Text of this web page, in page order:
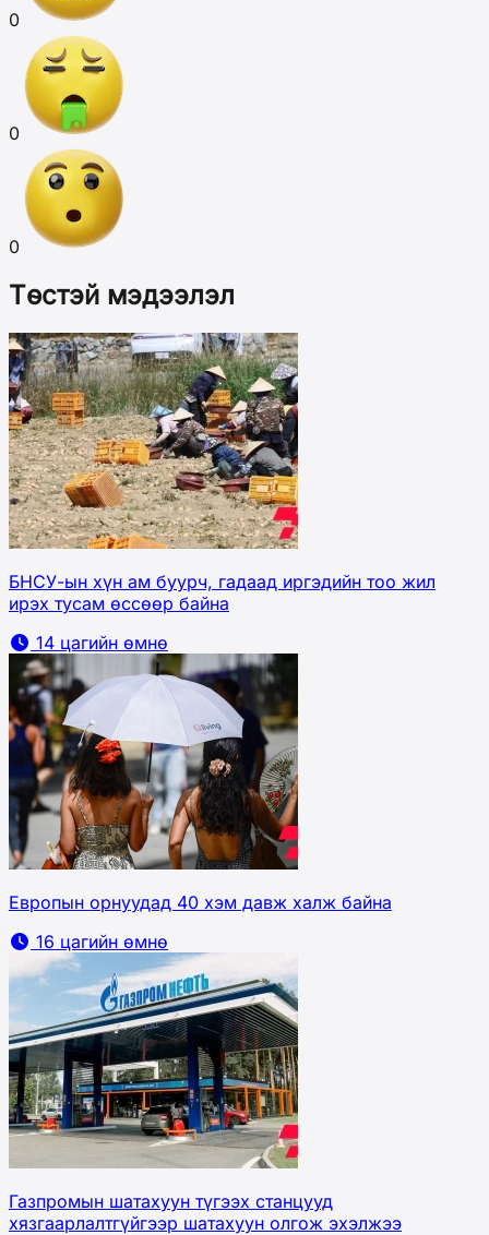
0
0
0
Төстэй мэдээлэл
БНСУ-ын хүн ам буурч, гадаад иргэдийн тоо жил
ирэх тусам өссөөр байна
14 цагийн өмнө
Европын орнуудад 40 хэм давж халж байна
16 цагийн өмнө
Газпромын шатахуун түгээх станцууд
хязгаарлалтгүйгээр шатахуун олгож эхэлжээ